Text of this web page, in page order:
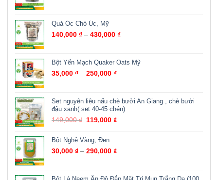
Quả Óc Chó Úc, Mỹ
140,000 ₫ – 430,000 ₫
Bột Yến Mạch Quaker Oats Mỹ
35,000 ₫ – 250,000 ₫
Set nguyên liệu nấu chè bưởi An Giang , chè bưởi
đậu xanh( set 40-45 chén)
149,000₫ 119,000₫
Bột Nghệ Vàng, Đen
30,000 ₫ – 290,000 ₫